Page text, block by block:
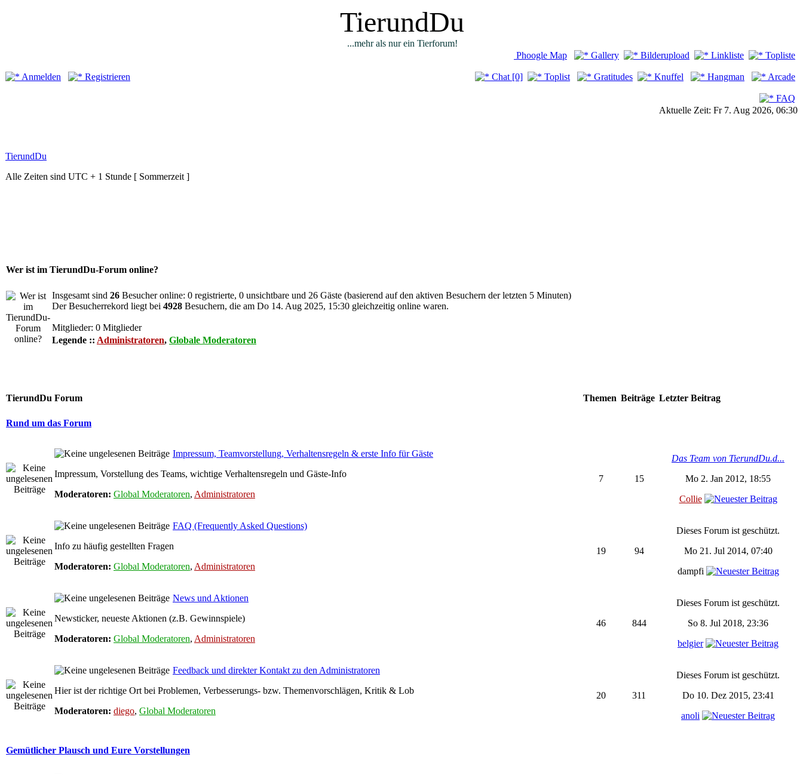
TierundDu
...mehr als nur ein Tierforum!
Anmelden Registrieren
Phoogle Map Gallery Bilderupload Linkliste Topliste
Chat [0] Toplist Gratitudes Knuffel Hangman Arcade
FAQ
Aktuelle Zeit: Fr 7. Aug 2026, 06:30
TierundDu
Alle Zeiten sind UTC + 1 Stunde [ Sommerzeit ]
Wer ist im TierundDu-Forum online?
Insgesamt sind 26 Besucher online: 0 registrierte, 0 unsichtbare und 26 Gäste (basierend auf den aktiven Besuchern der letzten 5 Minuten)
Der Besucherrekord liegt bei 4928 Besuchern, die am Do 14. Aug 2025, 15:30 gleichzeitig online waren.
Mitglieder: 0 Mitglieder
Legende :: Administratoren, Globale Moderatoren
TierundDu Forum Themen Beiträge Letzter Beitrag
Rund um das Forum
Impressum, Teamvorstellung, Verhaltensregeln & erste Info für Gäste
Impressum, Vorstellung des Teams, wichtige Verhaltensregeln und Gäste-Info
Moderatoren: Global Moderatoren, Administratoren
7 15
Das Team von TierundDu.d...
Mo 2. Jan 2012, 18:55
Collie
FAQ (Frequently Asked Questions)
Info zu häufig gestellten Fragen
Moderatoren: Global Moderatoren, Administratoren
19 94
Dieses Forum ist geschützt.
Mo 21. Jul 2014, 07:40
dampfi
News und Aktionen
Newsticker, neueste Aktionen (z.B. Gewinnspiele)
Moderatoren: Global Moderatoren, Administratoren
46 844
Dieses Forum ist geschützt.
So 8. Jul 2018, 23:36
belgier
Feedback und direkter Kontakt zu den Administratoren
Hier ist der richtige Ort bei Problemen, Verbesserungs- bzw. Themenvorschlägen, Kritik & Lob
Moderatoren: diego, Global Moderatoren
20 311
Dieses Forum ist geschützt.
Do 10. Dez 2015, 23:41
anoli
Gemütlicher Plausch und Eure Vorstellungen